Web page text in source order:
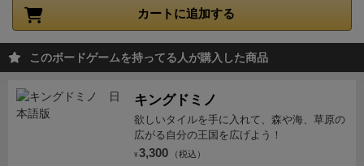
→☆★★★ 8/10
材感→☆☆★★ 5/10■内容物と箱サイズのマッチ
（内容）・・・43/50
■システムや要素の過不足
レイ感とテーマや世界観のマッチ →☆☆★★ 5/10
価格帯と内容の納得度→★★★★ 10/10
カートに追加する
このボードゲームを持ってる人が購入した商品
キングドミノ
欲しいタイルを手に入れて、森や海、草原の
広がる自分の王国を広げよう！
¥ 3,300 （税込）